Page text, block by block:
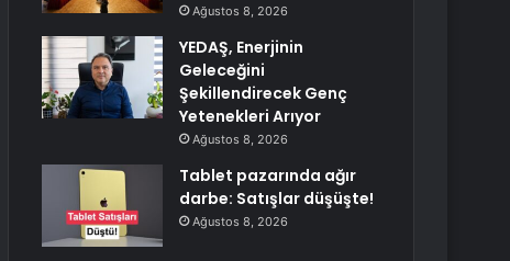
Ağustos 8, 2026
YEDAŞ, Enerjinin
Geleceğini
Şekillendirecek Genç
Yetenekleri Arıyor
Ağustos 8, 2026
Tablet pazarında ağır
darbe: Satışlar düşüşte!
Ağustos 8, 2026